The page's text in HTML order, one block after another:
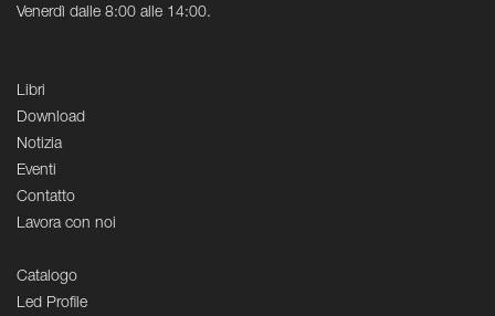
Venerdì dalle 8:00 alle 14:00.
Libri
Download
Notizia
Eventi
Contatto
Lavora con noi
Catalogo
Led Profile